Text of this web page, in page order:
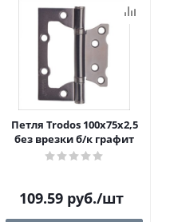
Петля Trodos 100x75x2,5
без врезки б/к графит
109.59 руб./шт